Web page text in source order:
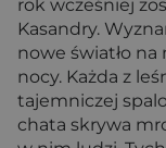
rok wcześniej
Kasandry.
nowe światło
nocy. Każda z
tajemniczej
chata skrywa